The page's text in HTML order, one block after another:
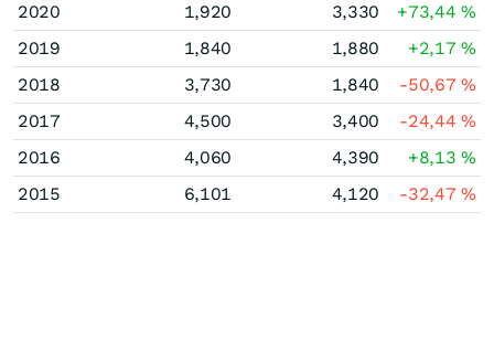
2020
1,920 3,330 +73,44%
2019
1,840 1,880 +2,17%
2018
3,730 1,840 -50,67%
2017
4,500 3,400 -24,44%
2016
4,060 4,390 +8,13%
2015
6,101 4,120 -32,47%